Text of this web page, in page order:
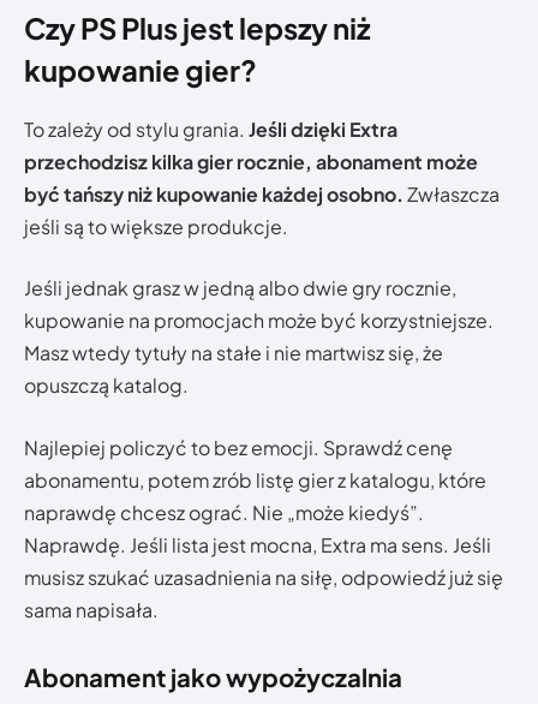
Czy PS Plus jest lepszy niż
kupowanie gier?
To zależy od stylu grania. Jeśli dzięki Extra
przechodzisz kilka gier rocznie, abonament może
być tańszy niż kupowanie każdej osobno. Zwłaszcza
jeśli są to większe produkcje.
Jeśli jednak grasz w jedną albo dwie gry rocznie,
kupowanie na promocjach może być korzystniejsze.
Masz wtedy tytuły na stałe i nie martwisz się, że
opuszczą katalog.
Najlepiej policzyć to bez emocji. Sprawdź cenę
abonamentu, potem zrób listę gier z katalogu, które
naprawdę chcesz ograć. Nie „może kiedyś”.
Naprawdę. Jeśli lista jest mocna, Extra ma sens. Jeśli
musisz szukać uzasadnienia na siłę, odpowiedź już się
sama napisała.
Abonament jako wypożyczalnia